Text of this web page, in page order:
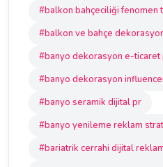
#balkon bahçeciliği fenomen
#balkon ve bahçe
#banyo dekorasyon e-ticaret
#banyo dekorasyon
#banyo seramik dijital pr
#banyo yenileme reklam
#bariatrik cerrahi dijital